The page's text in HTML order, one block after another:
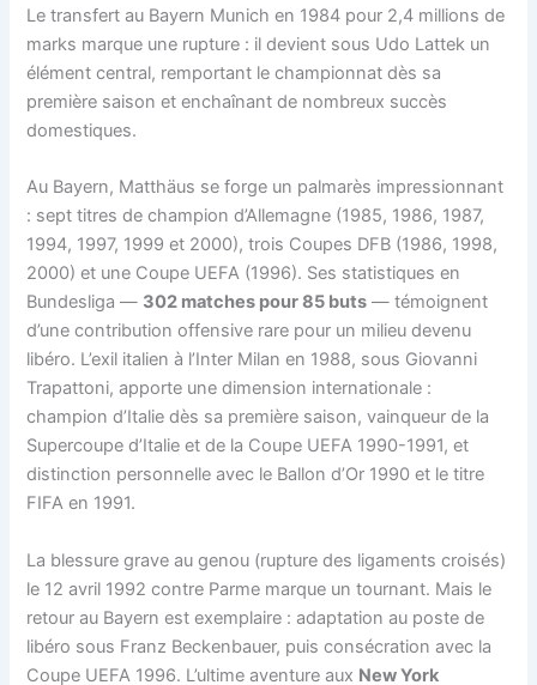
Le transfert au Bayern Munich en 1984 pour 2,4 millions de
marks marque une rupture : il devient sous Udo Lattek un
élément central, remportant le championnat dès sa
première saison et enchaînant de nombreux succès
domestiques.
Au Bayern, Matthäus se forge un palmarès impressionnant
: sept titres de champion d’Allemagne (1985, 1986, 1987,
1994, 1997, 1999 et 2000), trois Coupes DFB (1986, 1998,
2000) et une Coupe UEFA (1996). Ses statistiques en
Bundesliga — 302 matches pour 85 buts — témoignent
d’une contribution offensive rare pour un milieu devenu
libéro. L’exil italien à l’Inter Milan en 1988, sous Giovanni
Trapattoni, apporte une dimension internationale :
champion d’Italie dès sa première saison, vainqueur de la
Supercoupe d’Italie et de la Coupe UEFA 1990-1991, et
distinction personnelle avec le Ballon d’Or 1990 et le titre
FIFA en 1991.
La blessure grave au genou (rupture des ligaments croisés)
le 12 avril 1992 contre Parme marque un tournant. Mais le
retour au Bayern est exemplaire : adaptation au poste de
libéro sous Franz Beckenbauer, puis consécration avec la
Coupe UEFA 1996. L’ultime aventure aux New York